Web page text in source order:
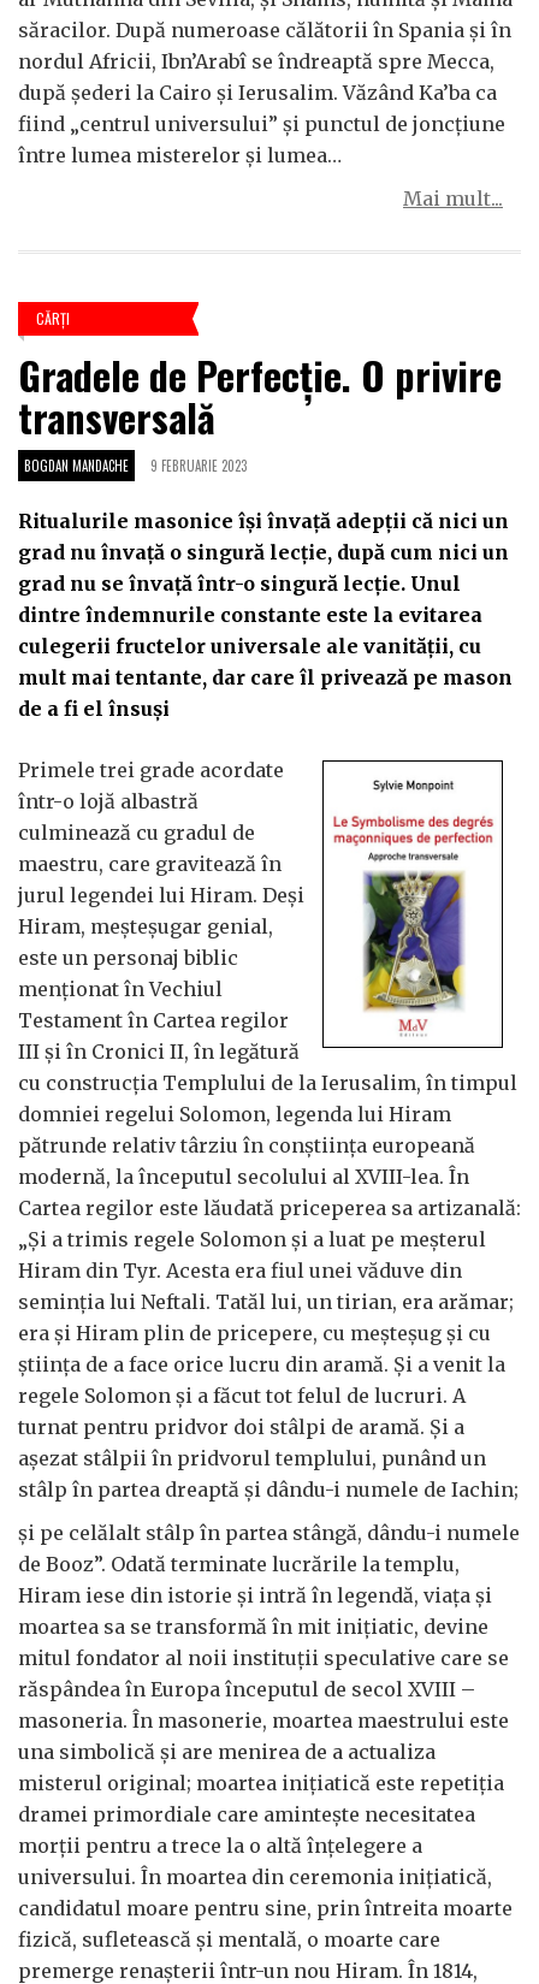
săracilor. După numeroase călătorii în Spania și în
nordul Africii, Ibn’Arabî se îndreaptă spre Mecca,
după șederi la Cairo și Ierusalim. Văzând Ka’ba ca
fiind „centrul universului” și punctul de joncțiune
între lumea misterelor și lumea…
Mai mult...
CĂRŢI
Gradele de Perfecție. O privire
transversală
BOGDAN MANDACHE 9 FEBRUARIE 2023
Ritualurile masonice își învață adepții că nici un
grad nu învață o singură lecție, după cum nici un
grad nu se învață într-o singură lecție. Unul
dintre îndemnurile constante este la evitarea
culegerii fructelor universale ale vanității, cu
mult mai tentante, dar care îl privează pe mason
de a fi el însuși
Primele trei grade acordate
într-o lojă albastră
culminează cu gradul de
maestru, care gravitează în
jurul legendei lui Hiram. Deși
Hiram, meșteșugar genial,
este un personaj biblic
menționat în Vechiul
Testament în Cartea regilor
III și în Cronici II, în legătură
cu construcția Templului de la Ierusalim, în timpul
domniei regelui Solomon, legenda lui Hiram
pătrunde relativ târziu în conștiința europeană
modernă, la începutul secolului al XVIII-lea. În
Cartea regilor este lăudată priceperea sa artizanală:
„Și a trimis regele Solomon și a luat pe meșterul
Hiram din Tyr. Acesta era fiul unei văduve din
seminția lui Neftali. Tatăl lui, un tirian, era arămar;
era și Hiram plin de pricepere, cu meșteșug și cu
știința de a face orice lucru din aramă. Și a venit la
regele Solomon și a făcut tot felul de lucruri. A
turnat pentru pridvor doi stâlpi de aramă. Și a
așezat stâlpii în pridvorul templului, punând un
stâlp în partea dreaptă și dându-i numele de Iachin;
și pe celălalt stâlp în partea stângă, dându-i numele
de Booz”. Odată terminate lucrările la templu,
Hiram iese din istorie și intră în legendă, viața și
moartea sa se transformă în mit inițiatic, devine
mitul fondator al noii instituții speculative care se
răspândea în Europa începutul de secol XVIII –
masoneria. În masonerie, moartea maestrului este
una simbolică și are menirea de a actualiza
misterul original; moartea inițiatică este repetiția
dramei primordiale care amintește necesitatea
morții pentru a trece la o altă înțelegere a
universului. În moartea din ceremonia inițiatică,
candidatul moare pentru sine, prin întreita moarte
fizică, sufletească și mentală, o moarte care
premerge renașterii într-un nou Hiram. În 1814,